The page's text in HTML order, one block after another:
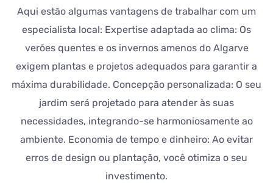
Aqui estão algumas vantagens de trabalhar com um
especialista local: Expertise adaptada ao clima: Os
verões quentes e os invernos amenos do Algarve
exigem plantas e projetos adequados para garantir a
máxima durabilidade. Concepção personalizada: O seu
jardim será projetado para atender às suas
necessidades, integrando-se harmoniosamente ao
ambiente. Economia de tempo e dinheiro: Ao evitar
erros de design ou plantação, você otimiza o seu
investimento.